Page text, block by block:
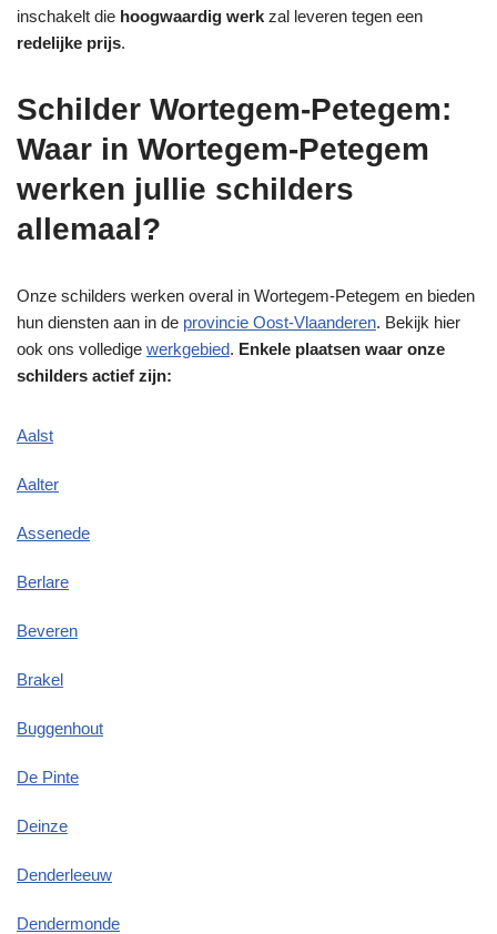
inschakelt die hoogwaardig werk zal leveren tegen een
redelijke prijs.
Schilder Wortegem-Petegem:
Waar in Wortegem-Petegem
werken jullie schilders
allemaal?
Onze schilders werken overal in Wortegem-Petegem en bieden
hun diensten aan in de provincie Oost-Vlaanderen. Bekijk hier
ook ons volledige werkgebied. Enkele plaatsen waar onze
schilders actief zijn:
Aalst
Aalter
Assenede
Berlare
Beveren
Brakel
Buggenhout
De Pinte
Deinze
Denderleeuw
Dendermonde